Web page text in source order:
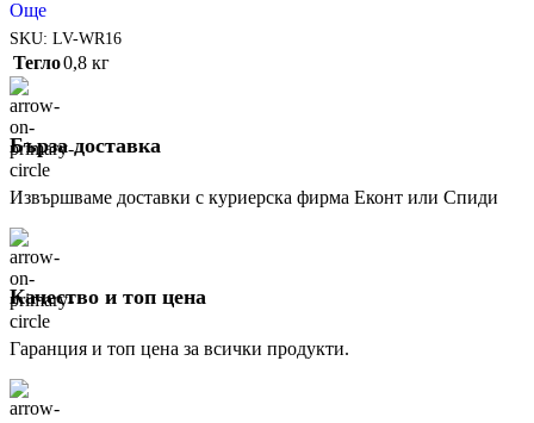
Още
SKU: LV-WR16
Тегло0,8 кг
Бърза доставка
Извършваме доставки с куриерска фирма Еконт или Спиди
Качество и топ цена
Гаранция и топ цена за всички продукти.